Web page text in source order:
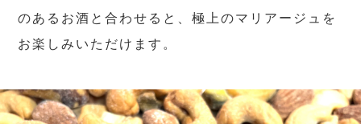
のあるお酒と合わせると、極上のマリアージュを
お楽しみいただけます。